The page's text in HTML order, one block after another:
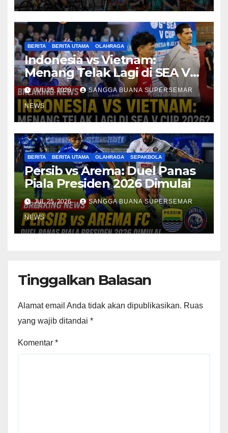
BERITA BERITA UTAMA OLAHRAGA
Indonesia vs Vietnam:
Menang Telak Lagi di SEA V
Cup 2026?
JUL 25, 2026 SANGGA BUANA SUPERSEMAR
NEWS
BERITA BERITA UTAMA OLAHRAGA SEPAKBOLA
Persib vs Arema: Duel Panas
Piala Presiden 2026 Dimulai
JUL 25, 2026 SANGGA BUANA SUPERSEMAR
NEWS
Tinggalkan Balasan
Alamat email Anda tidak akan dipublikasikan. Ruas
yang wajib ditandai *
Komentar *